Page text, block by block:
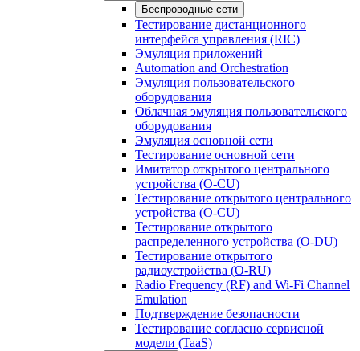
Беспроводные сети
Тестирование дистанционного
интерфейса управления (RIC)
Эмуляция приложений
Automation and Orchestration
Эмуляция пользовательского
оборудования
Облачная эмуляция пользовательского
оборудования
Эмуляция основной сети
Тестирование основной сети
Имитатор открытого центрального
устройства (O-CU)
Тестирование открытого центрального
устройства (O-CU)
Тестирование открытого
распределенного устройства (O-DU)
Тестирование открытого
радиоустройства (O-RU)
Radio Frequency (RF) and Wi-Fi Channel
Emulation
Подтверждение безопасности
Тестирование согласно сервисной
модели (TaaS)